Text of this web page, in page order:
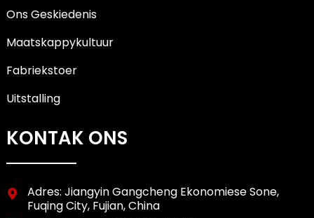
Ons Geskiedenis
Maatskappykultuur
Fabriekstoer
Uitstalling
KONTAK ONS
Adres: Jiangyin Gangcheng Ekonomiese Sone,
Fuqing City, Fujian, China